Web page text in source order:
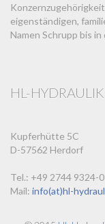
eigenständigen,
Namen Schrupp bis in
HL-
Kupferhütte 5C
D-57562 Herdorf
Tel.: +49 2744 9324-0
Mail: info(at)hl-